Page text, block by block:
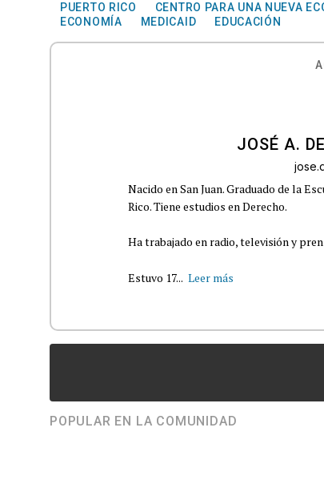
PUERTO RICO CENTRO PARA UNA NUEVA
ECONOMÍA
MEDICAID EDUCACIÓN
JOSÉ A.
Nacido en San Juan. Graduado de la
Rico. Tiene estudios en Derecho.
Ha trabajado en radio, televisión y
Estuvo 17... Leer más
POPULAR EN LA COMUNIDAD